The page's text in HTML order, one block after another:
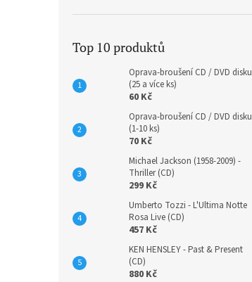
Top 10 produktů
Oprava-broušení CD / DVD disku
(25 a více ks)
60 Kč
Oprava-broušení CD / DVD disku
(1-10 ks)
70 Kč
Michael Jackson (1958-2009) -
Thriller (CD)
299 Kč
Umberto Tozzi - L'Ultima Notte
Rosa Live (CD)
457 Kč
KEN HENSLEY - Past & Present
(CD)
880 Kč